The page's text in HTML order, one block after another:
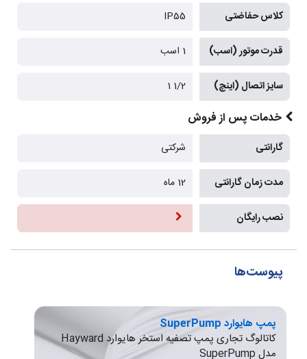
کلاس حفاضتی IP55
قدرت موتور (اسب) 1 اسب
سایز اتصال (اینچ) 1/2 1
خدمات پس از فروش
گارانتی شرکتی
مدت زمان گارانتی 12 ماه
نصب رایگان
پیوست‌ها
پمپ هایوارد SuperPump
کاتالوگ تجاری پمپ تصفیه استخر هایوارد Hayward
مدل SuperPump